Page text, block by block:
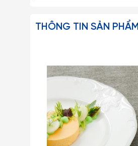
THÔNG TIN SẢN PHẨM